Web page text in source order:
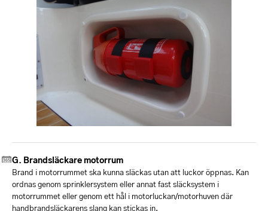
Brandsläckare motorrum
Brand i motorrummet ska kunna släckas utan att luckor öppnas. Kan
ordnas genom sprinklersystem eller annat fast släcksystem i
motorrummet eller genom ett hål i motorluckan/motorhuven där
handbrandsläckarens slang kan stickas in.